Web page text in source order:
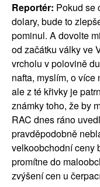
Reportér: Pokud se
dolary, bude to
pominul. A dovolte
od začátku války ve
vrcholu v polovině
nafta, myslím, o více
ale z té křivky je
známky toho, že by
RAC dnes ráno
pravděpodobně
velkoobchodní ceny
promítne do
zvýšení cen u